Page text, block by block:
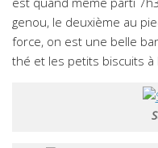
genou, le deuxième au
force, on est une belle
thé et les petits biscuits à